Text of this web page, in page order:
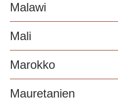
Malawi
Mali
Marokko
Mauretanien